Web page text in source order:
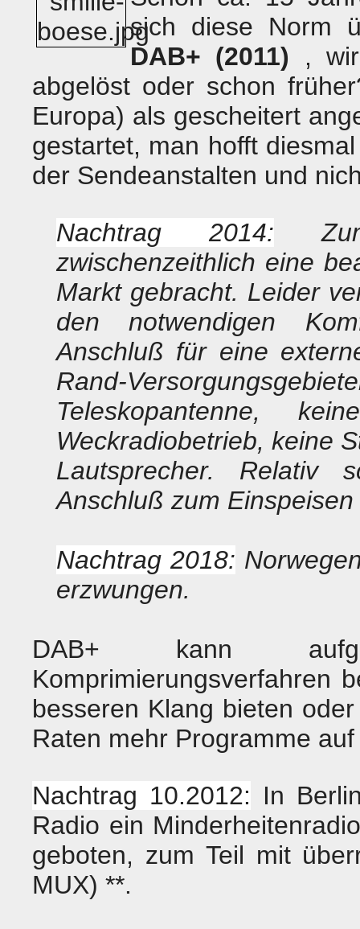
sich diese Norm
DAB+ (2011) ,
abgelöst oder schon
Europa) als gescheitert
gestartet, man hofft
der Sendeanstalten und
Nachtrag 2014:
zwischenzeithlich eine
Markt gebracht. Leider
den notwendigen
Anschluß für eine
Rand-
Teleskopantenne,
Weckradiobetrieb, keine
Lautsprecher. Relativ
Anschluß zum
Nachtrag 2018:
erzwungen.
DAB+ kann
Komprimierungsverfahren
besseren Klang bieten
Raten mehr Programme
Nachtrag 10.2012: In
Radio ein
geboten, zum Teil mit
MUX) **.